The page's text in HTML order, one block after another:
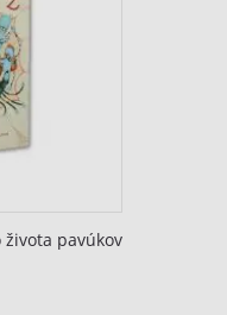
pavúkov